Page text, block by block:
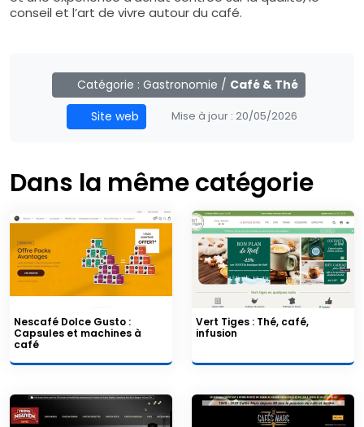
conseil et l’art de vivre autour du café.
Catégorie : Gastronomie / Café & Thé
Site web
Mise à jour :20/05/2026
Dans la même catégorie
Nescafé Dolce Gusto :
Capsules et machines à
café
Vert Tiges : Thé, café,
infusion